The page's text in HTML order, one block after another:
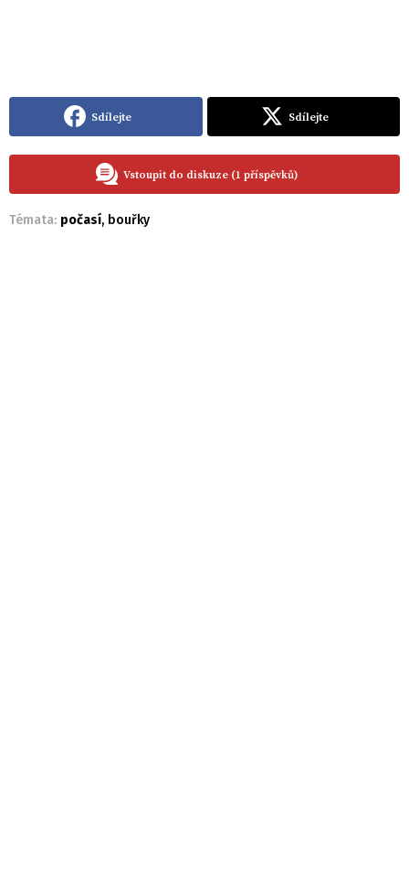
Sdílejte Sdílejte
Vstoupit do diskuze (1 příspěvků)
Témata: počasí, bouřky